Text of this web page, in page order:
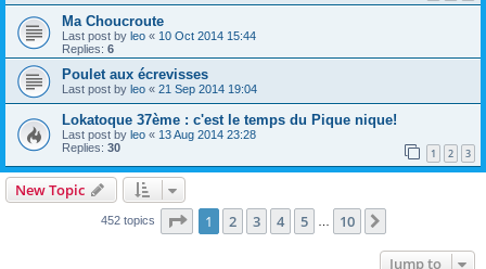
Ma Choucroute
Last post by leo « 10 Oct 2014 15:44
Replies: 6
Poulet aux écrevisses
Last post by leo « 21 Sep 2014 19:04
Lokatoque 37ème : c'est le temps du Pique nique!
Last post by leo « 13 Aug 2014 23:28
Replies: 30 1 2 3
New Topic
452 topics Page 1of 10
1 2 3 4 5 10
Jump to